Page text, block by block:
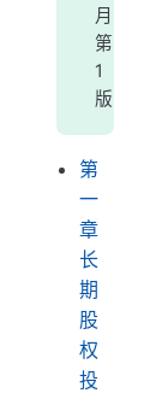
月
第
1
版
第
一
章
长
期
股
权
投